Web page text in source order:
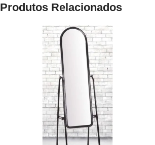
Produtos Relacionados